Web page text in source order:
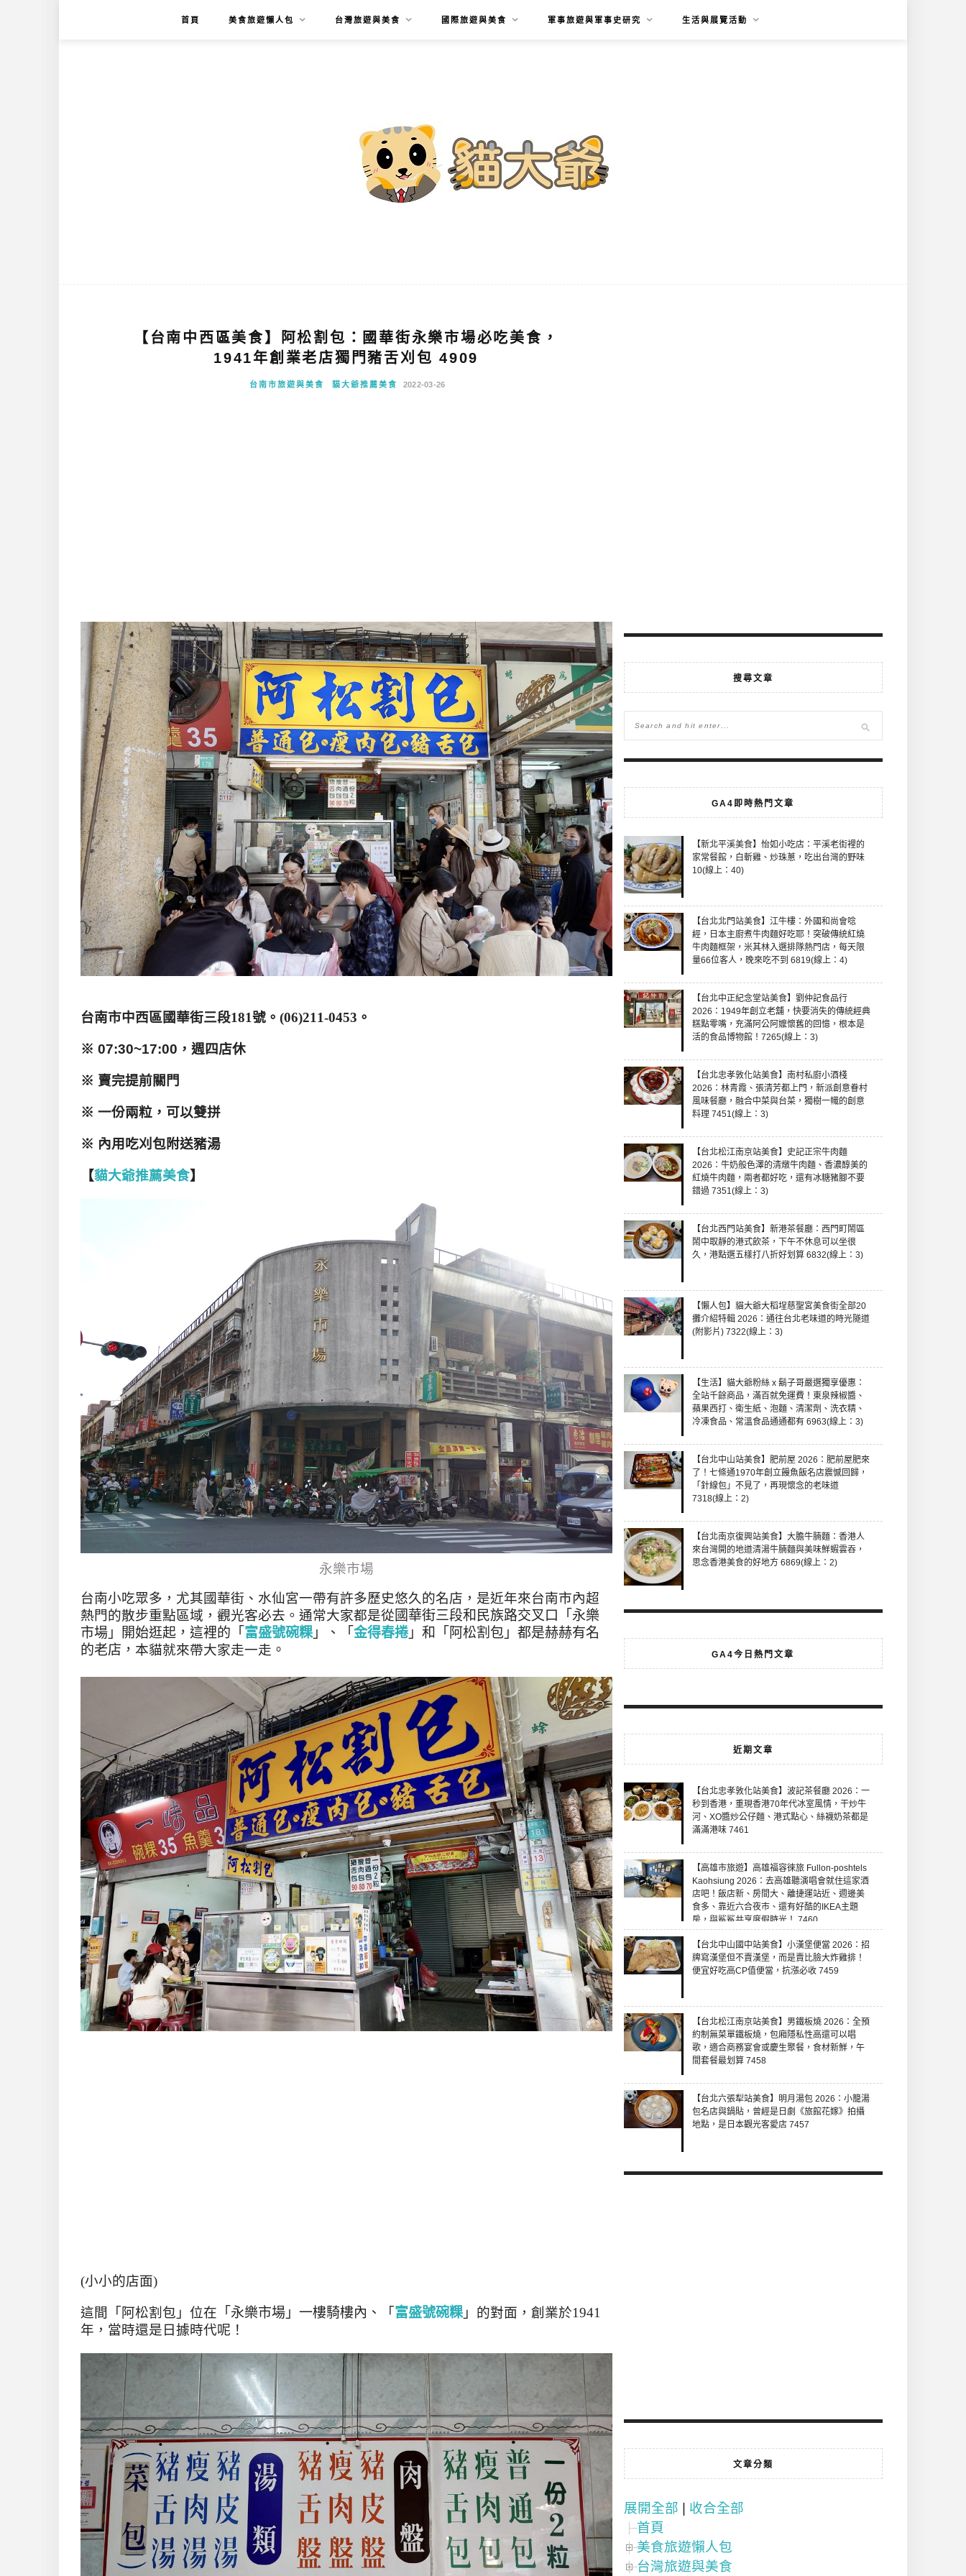
首頁 美食旅遊懶人包 台灣旅遊與美食 國際旅遊與美食 軍事旅遊與軍事史研究 生活與展覽活動
【台南中西區美食】阿松割包：國華街永樂市場必吃美食，
1941年創業老店獨門豬舌刈包 4909
台南市旅遊與美食 貓大爺推薦美食 2022-03-26
台南市中西區國華街三段181號。 (06)211-0453 。
※ 07:30~17:00，週四店休
※ 賣完提前關門
※ 一份兩粒，可以雙拼
※ 內用吃刈包附送豬湯
【貓大爺推薦美食】
永樂市場
台南小吃眾多，尤其國華街、水仙宮一帶有許多歷史悠久的名店，是近年來台南市內超
熱門的散步重點區域，觀光客必去。 通常大家都是從 國華街三段和民族路交叉口「永樂
市場」開始逛起， 這裡的「 富盛號碗粿」、「 金得春捲」和「阿松割包」都是赫赫有名
的老店， 本貓就來帶大家走一走 。
(小小的店面)
這間「阿松割包」位在 「永樂市場」一樓騎樓內、 「富盛號碗粿」的對面，創業於1941
年，當時還是日據時代呢！
搜尋文章
GA4即時熱門文章
【新北平溪美食】怡如小吃店：平溪老街裡的
家常餐館，白斬雞、炒珠蔥，吃出台灣的野味
10(線上：40)
【台北北門站美食】江牛樓：外國和尚會唸
經，日本主廚煮牛肉麵好吃耶！突破傳統紅燒
牛肉麵框架，米其林入選排隊熱門店，每天限
量66位客人，晚來吃不到 6819(線上：4)
【台北中正紀念堂站美食】劉仲記食品行
2026：1949年創立老舖，快要消失的傳統經典
糕點零嘴，充滿阿公阿嬤懷舊的回憶，根本是
活的食品博物館！7265(線上：3)
【台北忠孝敦化站美食】南村私廚小酒棧
2026：林青霞、張清芳都上門，新派創意眷村
風味餐廳，融合中菜與台菜，獨樹一幟的創意
料理 7451(線上：3)
【台北松江南京站美食】史記正宗牛肉麵
2026：牛奶般色澤的清燉牛肉麵、香濃醇美的
紅燒牛肉麵，兩者都好吃，還有冰糖豬腳不要
錯過 7351(線上：3)
【台北西門站美食】新港茶餐廳：西門町鬧區
鬧中取靜的港式飲茶，下午不休息可以坐很
久，港點選五樣打八折好划算 6832(線上：3)
【懶人包】貓大爺大稻埕慈聖宮美食街全部20
攤介紹特輯 2026：通往台北老味道的時光隧道
(附影片) 7322(線上：3)
【生活】貓大爺粉絲 x 鬍子哥嚴選獨享優惠：
全站千餘商品，滿百就免運費！東泉辣椒醬、
蘋果西打、衛生紙、泡麵、清潔劑、洗衣精、
冷凍食品、常溫食品通通都有 6963(線上：3)
【台北中山站美食】肥前屋 2026：肥前屋肥來
了！七條通1970年創立饅魚飯名店震憾回歸，
「針線包」不見了，再現懷念的老味道
7318(線上：2)
【台北南京復興站美食】大膽牛腩麵：香港人
來台灣開的地道清湯牛腩麵與美味鮮蝦雲吞，
思念香港美食的好地方 6869(線上：2)
GA4今日熱門文章
近期文章
【台北忠孝敦化站美食】波記茶餐廳 2026：一
秒到香港，重現香港70年代冰室風情，干炒牛
河、XO醬炒公仔麵、港式點心、絲襪奶茶都是
滿滿港味 7461
【高雄市旅遊】高雄福容徠旅 Fullon-poshtels
Kaohsiung 2026：去高雄聽演唱會就住這家酒
店吧！飯店新、房間大、離捷運站近、週邊美
食多、靠近六合夜市、還有好酷的IKEA主題
房，與鯊鯊共享度假時光！ 7460
【台北中山國中站美食】小漢堡便當 2026：招
牌寫漢堡但不賣漢堡，而是賣比臉大炸雞排！
便宜好吃高CP值便當，抗漲必收 7459
【台北松江南京站美食】男鐵板燒 2026：全預
約制無菜單鐵板燒，包廂隱私性高還可以唱
歌，適合商務宴會或慶生聚餐，食材新鮮，午
間套餐最划算 7458
【台北六張犁站美食】明月湯包 2026：小籠湯
包名店與鍋貼，曾經是日劇《旅館花嫁》拍攝
地點，是日本觀光客愛店 7457
文章分類
展開全部
收合全部
首頁
美食旅遊懶人包
台灣旅遊與美食